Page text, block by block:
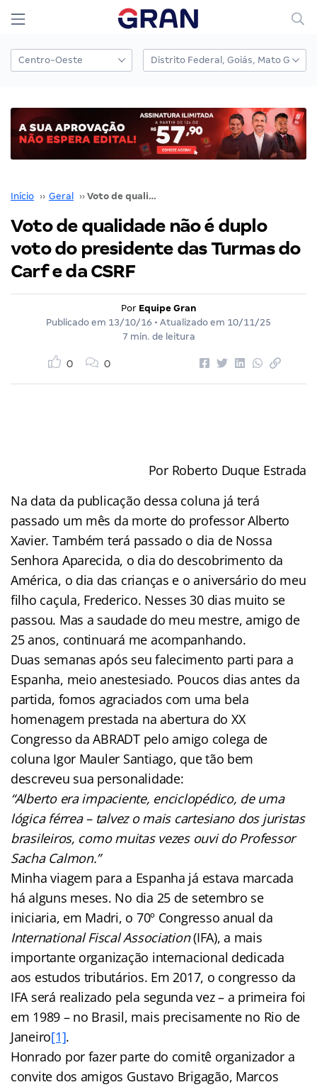
Início ›› Geral ›› Voto de qualidade não é duplo voto do presidente das Turmas do Carf e da CSRF
Voto de qualidade não é duplo
voto do presidente das Turmas do
Carf e da CSRF
Por Equipe Gran
Publicado em 13/10/16 • Atualizado em 10/11/25
7 min. de leitura
0 0
Por Roberto Duque Estrada
Na data da publicação dessa coluna já terá
passado um mês da morte do professor Alberto
Xavier. Também terá passado o dia de Nossa
Senhora Aparecida, o dia do descobrimento da
América, o dia das crianças e o aniversário do meu
filho caçula, Frederico. Nesses 30 dias muito se
passou. Mas a saudade do meu mestre, amigo de
25 anos, continuará me acompanhando.
Duas semanas após seu falecimento parti para a
Espanha, meio anestesiado. Poucos dias antes da
partida, fomos agraciados com uma bela
homenagem prestada na abertura do XX
Congresso da ABRADT pelo amigo colega de
coluna Igor Mauler Santiago, que tão bem
descreveu sua personalidade:
“Alberto era impaciente, enciclopédico, de uma
lógica férrea – talvez o mais cartesiano dos juristas
brasileiros, como muitas vezes ouvi do Professor
Sacha Calmon.”
Minha viagem para a Espanha já estava marcada
há alguns meses. No dia 25 de setembro se
iniciaria, em Madri, o 70º Congresso anual da
International Fiscal Association(IFA), a mais
importante organização internacional dedicada
aos estudos tributários. Em 2017, o congresso da
IFA será realizado pela segunda vez – a primeira foi
em 1989 – no Brasil, mais precisamente no Rio de
Janeiro[1].
Honrado por fazer parte do comitê organizador a
convite dos amigos Gustavo Brigagão, Marcos